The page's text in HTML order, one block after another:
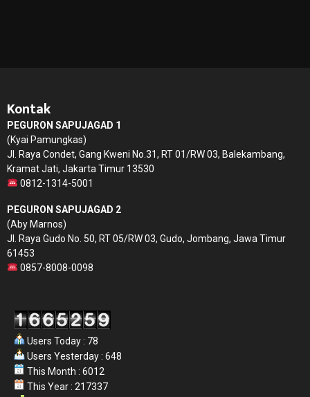
Kontak
PEGURON SAPUJAGAD 1
(Kyai Pamungkas)
Jl. Raya Condet, Gang Kweni No.31, RT 01/RW 03, Balekambang,
Kramat Jati, Jakarta Timur 13530
0812-1314-5001
PEGURON SAPUJAGAD 2
(Aby Marnos)
Jl. Raya Gudo No. 50, RT 05/RW 03, Gudo, Jombang, Jawa Timur
61453
0857-8008-0098
Users Today : 78
Users Yesterday : 648
This Month : 6012
This Year : 217337